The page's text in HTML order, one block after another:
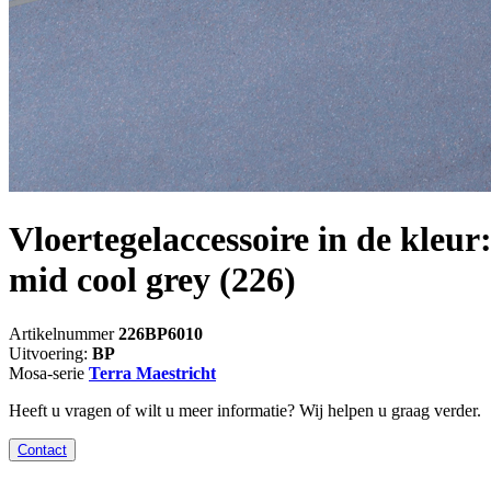
Vloertegelaccessoire in de kleur:
mid cool grey (226)
Artikelnummer226BP6010
Uitvoering: BP
Mosa-serie Terra Maestricht
Heeft u vragen of wilt u meer informatie? Wij helpen u graag verder.
Contact